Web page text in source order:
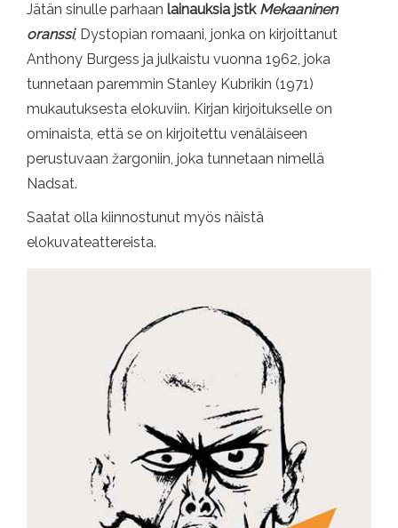
Jätän sinulle parhaan lainauksia jstk Mekaaninen
oranssi, Dystopian romaani, jonka on kirjoittanut
Anthony Burgess ja julkaistu vuonna 1962, joka
tunnetaan paremmin Stanley Kubrikin (1971)
mukautuksesta elokuviin. Kirjan kirjoitukselle on
ominaista, että se on kirjoitettu venäläiseen
perustuvaan žargoniin, joka tunnetaan nimellä
Nadsat.
Saatat olla kiinnostunut myös näistä
elokuvateattereista.